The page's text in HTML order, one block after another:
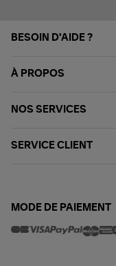
BESOIN D'AIDE ?
À PROPOS
NOS SERVICES
SERVICE CLIENT
MODE DE PAIEMENT